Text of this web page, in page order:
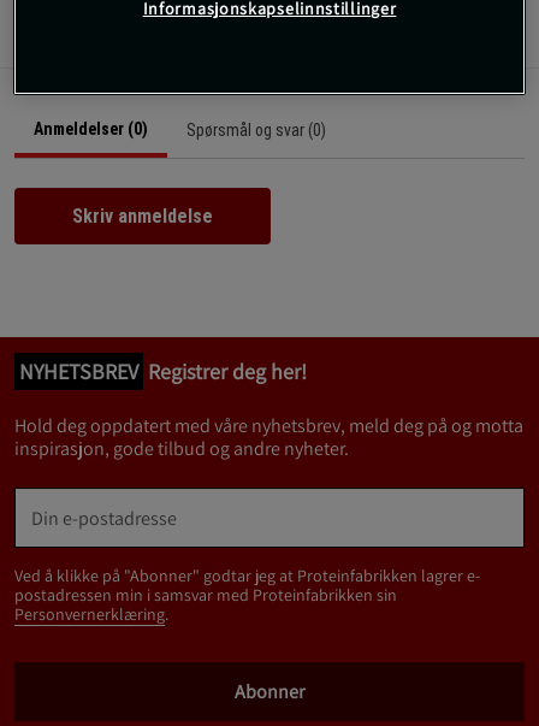
Anmeldelser (0) Spørsmål og svar (0)
Skriv anmeldelse
NYHETSBREV Registrer deg her!
Hold deg oppdatert med våre nyhetsbrev, meld deg på og motta
inspirasjon, gode tilbud og andre nyheter.
Ved å klikke på "Abonner" godtar jeg at Proteinfabrikken lagrer e-
postadressen min i samsvar med Proteinfabrikken sin
Personvernerklæring.
Abonner
Informasjonskapselinnstillinger